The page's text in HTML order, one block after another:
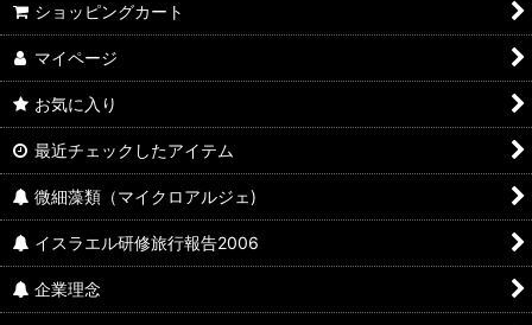
ショッピングカート
マイページ
お気に入り
最近チェックしたアイテム
微細藻類（マイクロアルジェ)
イスラエル研修旅行報告2006
企業理念